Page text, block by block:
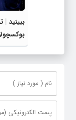
ببینید
ائشیدخ